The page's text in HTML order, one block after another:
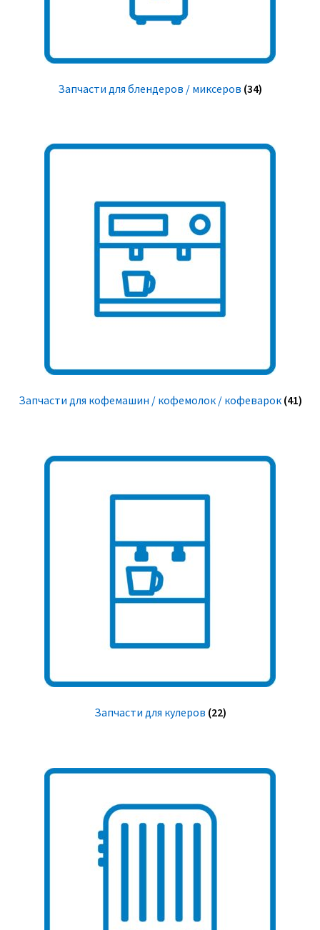
Запчасти для блендеров / миксеров (34)
Запчасти для кофемашин / кофемолок / кофеварок (41)
Запчасти для кулеров (22)